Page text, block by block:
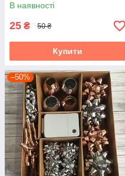
В наявності
25 ₴ 50 ₴
Купити
–50%